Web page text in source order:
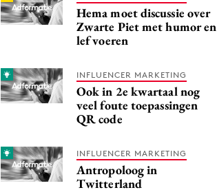
Hema moet discussie over
Zwarte Piet met humor en
lef voeren
INFLUENCER MARKETING
Ook in 2e kwartaal nog
veel foute toepassingen
QR code
INFLUENCER MARKETING
Antropoloog in
Twitterland